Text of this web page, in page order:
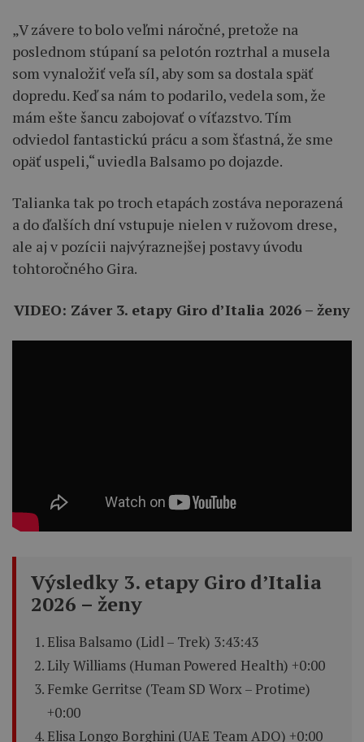
„V závere to bolo veľmi náročné, pretože na
poslednom stúpaní sa pelotón roztrhal a musela
som vynaložiť veľa síl, aby som sa dostala späť
dopredu. Keď sa nám to podarilo, vedela som, že
mám ešte šancu zabojovať o víťazstvo. Tím
odviedol fantastickú prácu a som šťastná, že sme
opäť uspeli,“ uviedla Balsamo po dojazde.
Talianka tak po troch etapách zostáva neporazená
a do ďalších dní vstupuje nielen v ružovom drese,
ale aj v pozícii najvýraznejšej postavy úvodu
tohtoročného Gira.
VIDEO: Záver 3. etapy Giro d’Italia 2026 – ženy
Výsledky 3. etapy Giro d’Italia
2026 – ženy
Elisa Balsamo (Lidl – Trek) 3:43:43
Lily Williams (Human Powered Health) +0:00
Femke Gerritse (Team SD Worx – Protime)
+0:00
Elisa Longo Borghini (UAE Team ADQ) +0:00